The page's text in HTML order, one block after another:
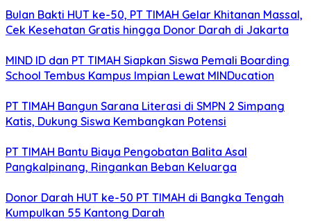
Bulan Bakti HUT ke-50, PT TIMAH Gelar Khitanan Massal,
Cek Kesehatan Gratis hingga Donor Darah di Jakarta
MIND ID dan PT TIMAH Siapkan Siswa Pemali Boarding
School Tembus Kampus Impian Lewat MINDucation
PT TIMAH Bangun Sarana Literasi di SMPN 2 Simpang
Katis, Dukung Siswa Kembangkan Potensi
PT TIMAH Bantu Biaya Pengobatan Balita Asal
Pangkalpinang, Ringankan Beban Keluarga
Donor Darah HUT ke-50 PT TIMAH di Bangka Tengah
Kumpulkan 55 Kantong Darah